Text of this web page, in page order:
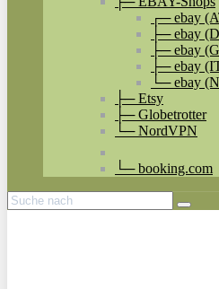
┌─ ebay
├─ ebay
├─ ebay
├─ ebay
└─ ebay
├─ Etsy
├─ Globetrotter
└─ NordVPN
└─ booking.com